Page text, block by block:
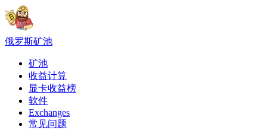
俄罗斯矿池
矿池
收益计算
显卡收益榜
软件
Exchanges
常见问题